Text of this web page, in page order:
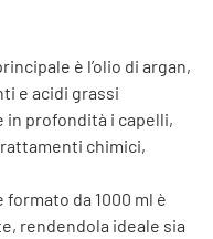
è l’olio di argan,
e acidi grassi
in profondità i capelli,
chimici,
formato da 1000 ml è
rendendola ideale sia